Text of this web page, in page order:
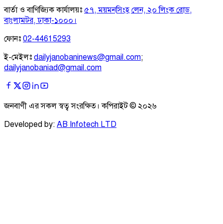
বার্তা ও বাণিজ্যিক কার্যালয়ঃ ৫৭, ময়মনসিংহ লেন, ২০ লিংক রোড,
বাংলামটর, ঢাকা-১০০০।
ফোনঃ 02-44615293
ই-মেইলঃ dailyjanobaninews@gmail.com;
dailyjanobaniad@gmail.com
জনবাণী এর সকল স্বত্ব সংরক্ষিত। কপিরাইট © ২০২৬
Developed by: AB Infotech LTD